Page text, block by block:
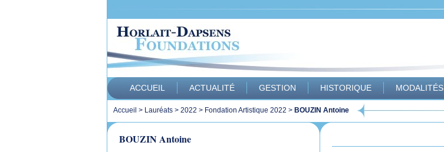
ACCUEIL ACTUALITÉ GESTION HISTORIQUE MODALITÉS
Accueil > Lauréats > 2022 > Fondation Artistique 2022 > BOUZIN Antoine
BOUZIN Antoine